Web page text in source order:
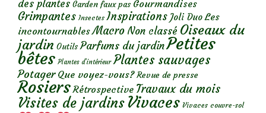
des plantes Garden faux pas Gourmandises
Grimpantes Insectes Inspirations Joli Duo Les
incontournables Macro Non classé Oiseaux du
jardin Outils Parfums du jardinPetites
bêtes Plantes d’intérieur Plantes sauvages
Potager Que voyez-vous? Revue de presse
Rosiers Rétrospective Travaux du mois
Visites de jardins Vivaces Vivaces couvre-sol